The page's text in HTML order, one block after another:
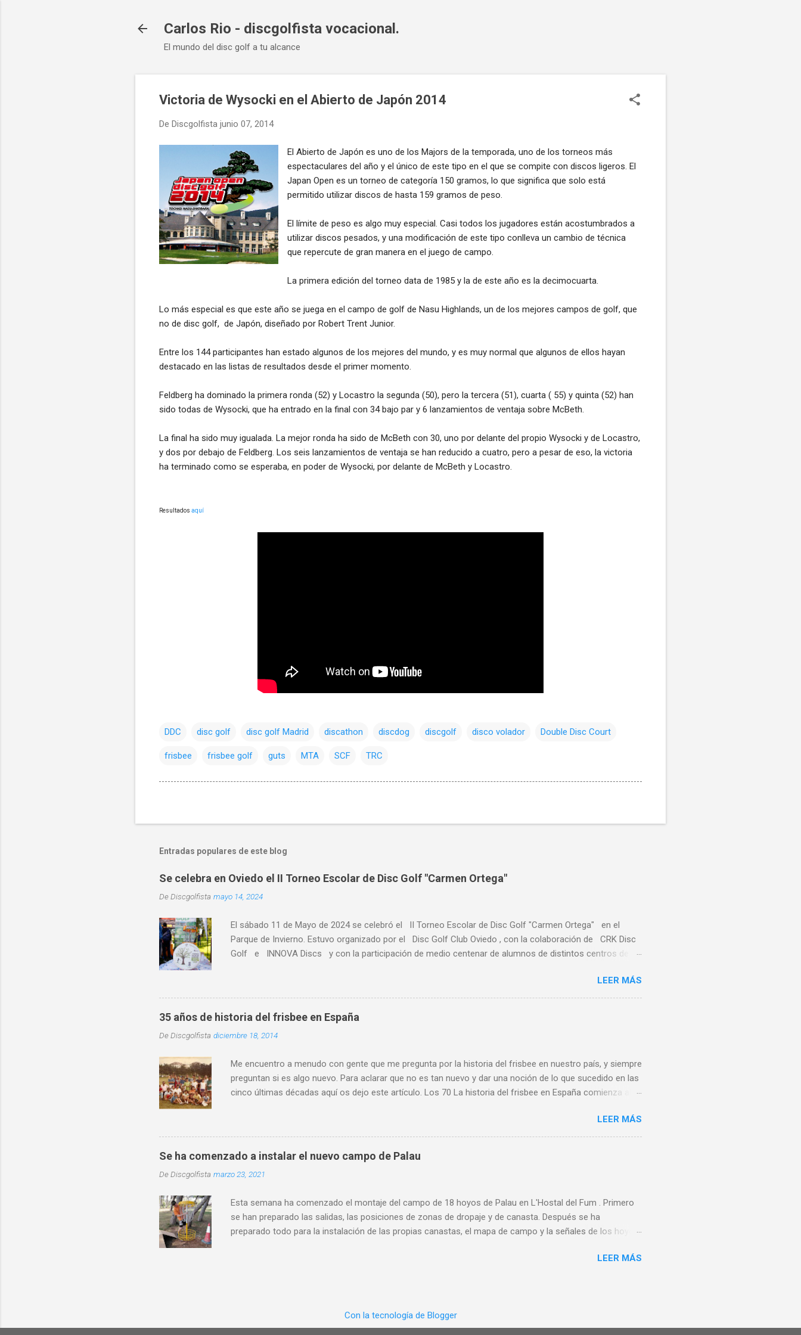
Carlos Rio - discgolfista vocacional.
El mundo del disc golf a tu alcance
Victoria de Wysocki en el Abierto de Japón 2014
De Discgolfista junio 07, 2014
El Abierto de Japón es uno de los Majors de la temporada, uno de los torneos más
espectaculares del año y el único de este tipo en el que se compite con discos ligeros. El
Japan Open es un torneo de categoría 150 gramos, lo que significa que solo está
permitido utilizar discos de hasta 159 gramos de peso.
El límite de peso es algo muy especial. Casi todos los jugadores están acostumbrados a
utilizar discos pesados, y una modificación de este tipo conlleva un cambio de técnica
que repercute de gran manera en el juego de campo.
La primera edición del torneo data de 1985 y la de este año es la decimocuarta.
Lo más especial es que este año se juega en el campo de golf de Nasu Highlands, un de los mejores campos de golf, que
no de disc golf, de Japón, diseñado por Robert Trent Junior.
Entre los 144 participantes han estado algunos de los mejores del mundo, y es muy normal que algunos de ellos hayan
destacado en las listas de resultados desde el primer momento.
Feldberg ha dominado la primera ronda (52) y Locastro la segunda (50), pero la tercera (51), cuarta ( 55) y quinta (52) han
sido todas de Wysocki, que ha entrado en la final con 34 bajo par y 6 lanzamientos de ventaja sobre McBeth.
La final ha sido muy igualada. La mejor ronda ha sido de McBeth con 30, uno por delante del propio Wysocki y de Locastro,
y dos por debajo de Feldberg. Los seis lanzamientos de ventaja se han reducido a cuatro, pero a pesar de eso, la victoria
ha terminado como se esperaba, en poder de Wysocki, por delante de McBeth y Locastro.
Resultados aquí
DDC disc golf disc golf Madrid discathon discdog discgolf disco volador Double Disc Court
frisbee frisbee golf guts MTA SCF TRC
Entradas populares de este blog
Se celebra en Oviedo el II Torneo Escolar de Disc Golf "Carmen Ortega"
DeDiscgolfista mayo 14, 2024
El sábado 11 de Mayo de 2024 se celebró el II Torneo Escolar de Disc Golf "Carmen Ortega" en el
Parque de Invierno. Estuvo organizado por el Disc Golf Club Oviedo , con la colaboración de CRK Disc
Golf e INNOVA Discs y con la participación de medio centenar de alumnos de distintos centros de
localidades de Asturias, como Gijón , Avilés, Pravia, Nava, Sariego, Villaviciosa, Noreña y Oviedo, donde
destacó la al alta participación del IES Leopoldo Alas. Participó alumnado de quince centros escolares
distintos . Se retomó este torneo que pone de manifiesto el crecimiento de este deporte también en el
entorno escolar. Y es que son cada vez más los centros y los maestros y profesores de educación
física interesados y que incluyen esta actividad dentro de sus programaciones Este sirvió también de
LEER MÁS
35 años de historia del frisbee en España
DeDiscgolfista diciembre 18, 2014
Me encuentro a menudo con gente que me pregunta por la historia del frisbee en nuestro país, y siempre
preguntan si es algo nuevo. Para aclarar que no es tan nuevo y dar una noción de lo que sucedido en las
cinco últimas décadas aquí os dejo este artículo. Los 70 La historia del frisbee en España comienza al
Asturias y empiezo a meterme en el mundo del disco volador. Ese mismo año un grupo de aficionados
crea la Asociación Española de Frisbee (A.E.F.) con sede en Bilbao. Aunque parece ser que la A.E.F.
existió durante varios años y que tuvo jugadores afiliados, no figura como organizadora de ningún
torneo y no existe rastro de algún tipo de actividad en ningún sitio. 1985 Primer Campeonato de España
de Frisbee. Cinco representantes del DGCO: Belén, Juan, Pedro, Patxo y Eduardo Los 80 y 90 En 1983 se
LEER MÁS
Se ha comenzado a instalar el nuevo campo de Palau
DeDiscgolfista marzo 23, 2021
Esta semana ha comenzado el montaje del campo de 18 hoyos de Palau en L'Hostal del Fum . Primero
se han preparado las salidas, las posiciones de zonas de dropaje y de canasta. Después se ha
preparado todo para la instalación de las propias canastas, el mapa de campo y la señales de los hoyos,
par de conocidos: @pauetfpv , supervisado muy de cerca por @merlinsts. Las canastas que están
siempre una gran relación con los jugadores de Squirrels y por ahí comenzó la cosa. A mediados de
noviembre de 2020 enviamos un dossier al Ayuntamiento de Palau , un par de semanas después tuvi...
LEER MÁS
Con la tecnología de Blogger